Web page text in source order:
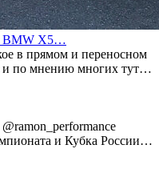
BMW X5…
в прямом и переносном
и по мнению многих тут…
и Кубка России…